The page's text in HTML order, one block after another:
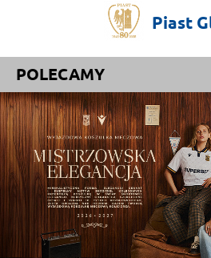
Piast
POLECAMY